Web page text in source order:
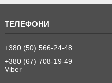
+380 (50) 566-24-48
+380 (67) 708-19-49
Viber